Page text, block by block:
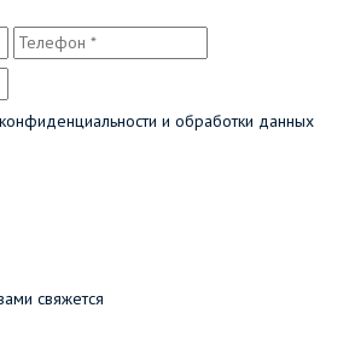
и обработки данных
свяжется